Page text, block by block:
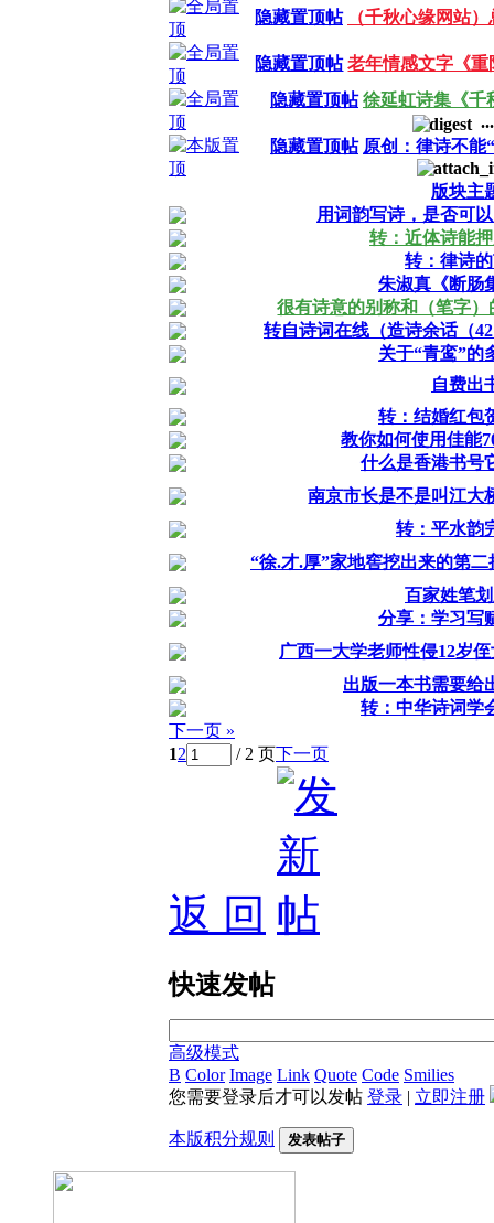
隐藏置顶帖 （千秋心缘网站
隐藏置顶帖 老年情感文字《重
隐藏置顶帖 徐延虹诗集《千
...
隐藏置顶帖 原创：律诗不能
版块主
用词韵写诗，是否可
转：近体诗能
转：律诗
朱淑真《断肠
很有诗意的别称和（笔字）
转自诗词在线（造诗余话（
关于“青鸾”的
自费出
转：结婚红包
教你如何使用佳能
什么是香港书号
南京市长是不是叫江大
转：平水韵
“徐.才.厚”家地窖挖出来的第
百家姓笔
分享：学习写
广西一大学老师性侵12岁
出版一本书需要给
转：中华诗词学
下一页 »
12 / 2 页下一页
返 回
快速发帖
高级模式
B Color Image Link Quote Code Smilies
您需要登录后才可以发帖 登录 | 立即注册
本版积分规则 发表帖子